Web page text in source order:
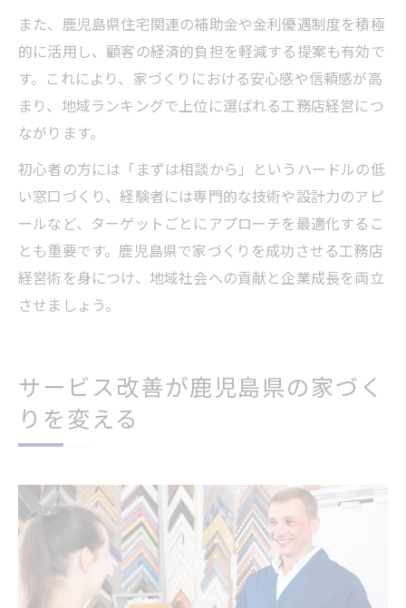
また、鹿児島県住宅関連の補助金や金利優遇制度を積極
的に活用し、顧客の経済的負担を軽減する提案も有効で
す。これにより、家づくりにおける安心感や信頼感が高
まり、地域ランキングで上位に選ばれる工務店経営につ
ながります。
初心者の方には「まずは相談から」というハードルの低
い窓口づくり、経験者には専門的な技術や設計力のアピ
ールなど、ターゲットごとにアプローチを最適化するこ
とも重要です。鹿児島県で家づくりを成功させる工務店
経営術を身につけ、地域社会への貢献と企業成長を両立
させましょう。
サービス改善が鹿児島県の家づく
りを変える